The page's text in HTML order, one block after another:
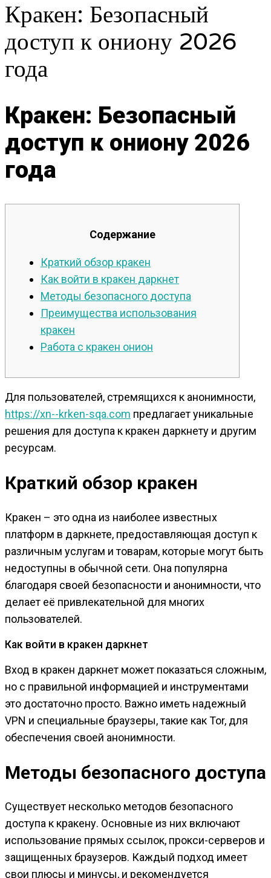
Кракен: Безопасный
доступ к ониону 2026
года
Кракен: Безопасный
доступ к ониону 2026
года
Содержание
Краткий обзор кракен
Как войти в кракен даркнет
Методы безопасного доступа
Преимущества использования
кракен
Работа с кракен онион
Для пользователей, стремящихся к анонимности,
https://xn--krken-sqa.com предлагает уникальные
решения для доступа к кракен даркнету и другим
ресурсам.
Краткий обзор кракен
Кракен – это одна из наиболее известных
платформ в даркнете, предоставляющая доступ к
различным услугам и товарам, которые могут быть
недоступны в обычной сети. Она популярна
благодаря своей безопасности и анонимности, что
делает её привлекательной для многих
пользователей.
Как войти в кракен даркнет
Вход в кракен даркнет может показаться сложным,
но с правильной информацией и инструментами
это достаточно просто. Важно иметь надежный
VPN и специальные браузеры, такие как Tor, для
обеспечения своей анонимности.
Методы безопасного доступа
Существует несколько методов безопасного
доступа к кракену. Основные из них включают
использование прямых ссылок, прокси-серверов и
защищенных браузеров. Каждый подход имеет
свои плюсы и минусы, и рекомендуется